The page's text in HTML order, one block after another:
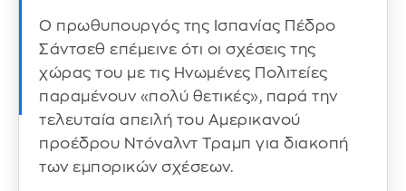
Ο πρωθυπουργός της Ισπανίας Πέδρο
Σάντσεθ επέμεινε ότι οι σχέσεις της
χώρας του με τις Ηνωμένες Πολιτείες
παραμένουν «πολύ θετικές», παρά την
τελευταία απειλή του Αμερικανού
προέδρου Ντόναλντ Τραμπ για διακοπή
των εμπορικών σχέσεων.